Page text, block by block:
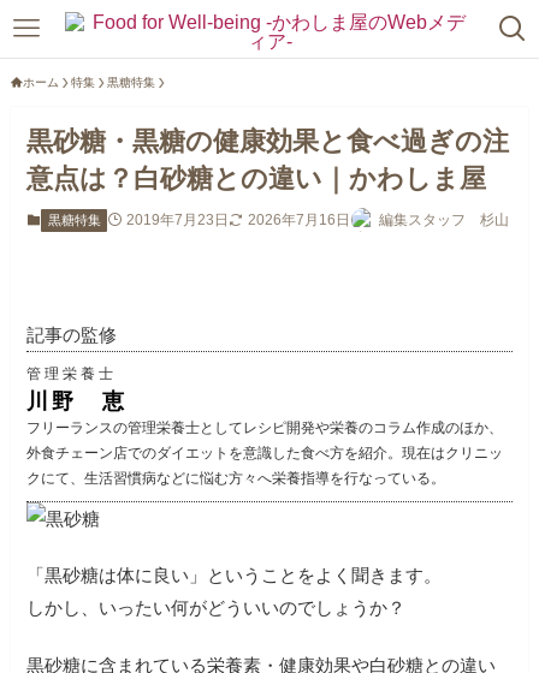
ホーム 特集 黒糖特集
黒砂糖・黒糖の健康効果と食べ過ぎの注
意点は？白砂糖との違い｜かわしま屋
黒糖特集 2019年7月23日 2026年7月16日 編集スタッフ 杉山
記事の監修
管理栄養士
川野 恵
フリーランスの管理栄養士としてレシピ開発や栄養のコラム作成のほか、
外食チェーン店でのダイエットを意識した食べ方を紹介。現在はクリニッ
クにて、生活習慣病などに悩む方々へ栄養指導を行なっている。
「黒砂糖は体に良い」ということをよく聞きます。
しかし、いったい何がどういいのでしょうか？
黒砂糖に含まれている栄養素・健康効果や白砂糖との違い